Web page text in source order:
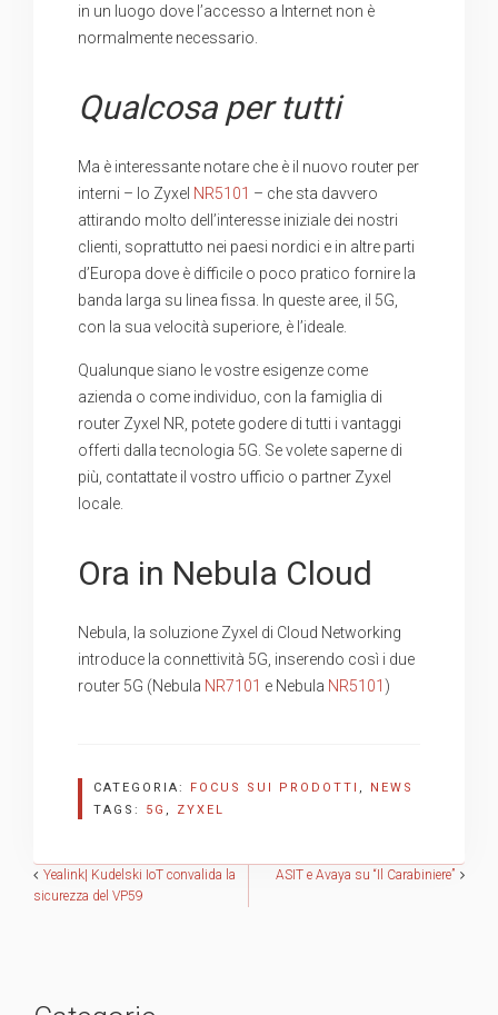
in un luogo dove l’accesso a Internet non è
normalmente necessario.
Qualcosa per tutti
Ma è interessante notare che è il nuovo router per
interni – lo Zyxel NR5101 – che sta davvero
attirando molto dell’interesse iniziale dei nostri
clienti, soprattutto nei paesi nordici e in altre parti
d’Europa dove è difficile o poco pratico fornire la
banda larga su linea fissa. In queste aree, il 5G,
con la sua velocità superiore, è l’ideale.
Qualunque siano le vostre esigenze come
azienda o come individuo, con la famiglia di
router Zyxel NR, potete godere di tutti i vantaggi
offerti dalla tecnologia 5G. Se volete saperne di
più, contattate il vostro ufficio o partner Zyxel
locale.
Ora in Nebula Cloud
Nebula, la soluzione Zyxel di Cloud Networking
introduce la connettività 5G, inserendo così i due
router 5G (Nebula NR7101 e Nebula NR5101 )
CATEGORIA: FOCUS SUI PRODOTTI , NEWS
TAGS: 5G , ZYXEL
Navigazione
Yealink| Kudelski IoT convalida la
sicurezza del VP59
ASIT e Avaya su “Il Carabiniere”